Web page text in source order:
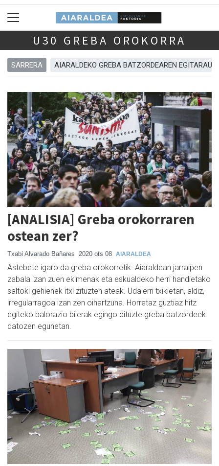
U30 GREBA OROKORRA
SARRERA AIARALDEKO GREBA BATZORDEAREN EGITARAUA
[ANALISIA] Greba orokorraren
ostean zer?
Txabi Alvarado Bañares 2020 ots 08 AIARALDEA
Astebete igaro da greba orokorretik. Aiaraldean jarraipen
zabala izan zuen ekimenak eta eskualdeko herri handietako
saltoki gehienek itxi zituzten ateak. Udalerri txikietan, aldiz,
irregularragoa izan zen oihartzuna. Horretaz guztiaz hitz
egiteko balorazio bilerak egingo dituzte greba batzordeek
datozen egunetan.